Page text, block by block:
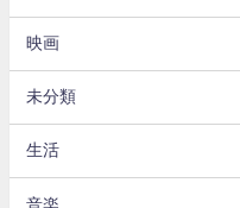
映画
未分類
生活
音楽